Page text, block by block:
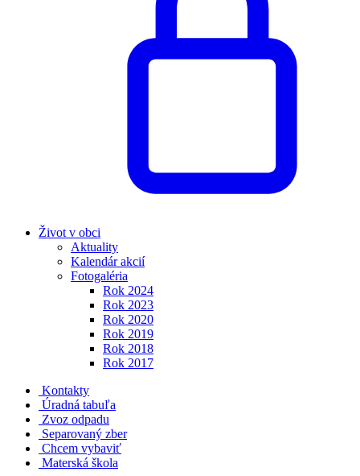
Život v obci
Aktuality
Kalendár akcií
Fotogaléria
Rok 2024
Rok 2023
Rok 2020
Rok 2019
Rok 2018
Rok 2017
Kontakty
Úradná tabuľa
Zvoz odpadu
Separovaný zber
Chcem vybaviť
Materská škola